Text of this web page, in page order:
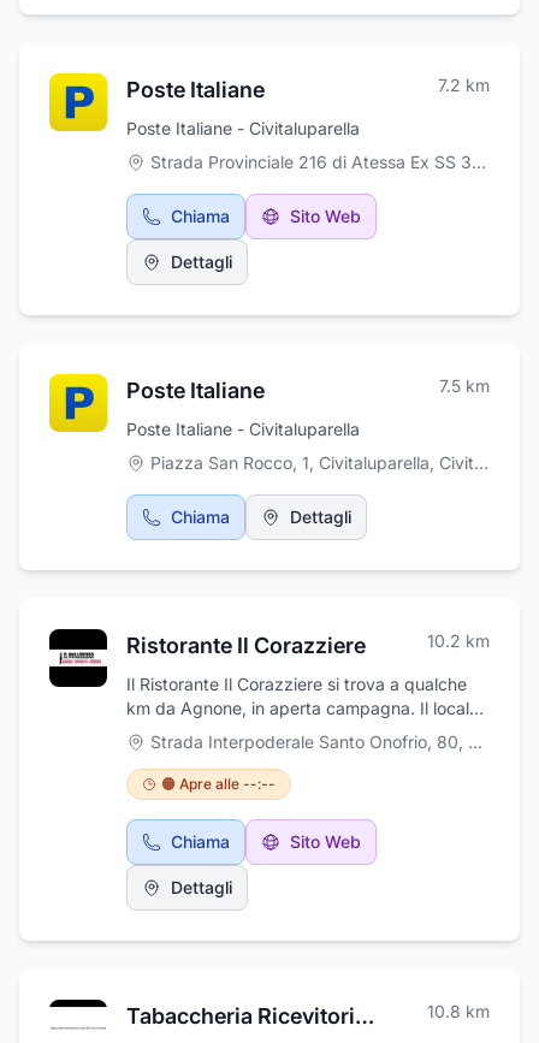
Poste Italiane 7.2 km
Poste Italiane - Civitaluparella
Strada Provinciale 216 di Atessa Ex SS 364, 38, Civitaluparella
Chiama Sito Web
Dettagli
Poste Italiane 7.5 km
Poste Italiane - Civitaluparella
Piazza San Rocco, 1, Civitaluparella, Civitaluparella
Chiama Dettagli
Ristorante Il Corazziere 10.2 km
Il Ristorante Il Corazziere si trova a qualche
km da Agnone, in aperta campagna. Il locale
è ampio, molto accogliente con camino. Da
noi potrete gustare degli ottimi antipasti di
salumi e formaggi, le famose Sagne con
fagioli, un'ottima pasta fresca che è presente
in quasi tutti i primi ordinabili, funghi porcini e
piatti a base di tartufo della zona. I piatti sono
veramente abbondanti e sapranno saziare e
deliziare tutti i palati. Vi aspettiamo!
Strada Interpoderale Santo Onofrio, 80, Agnone
🟠 Apre alle --:--
Chiama Sito Web
Dettagli
Tabaccheria Ricevitoria Lotto Ficca Cristina 10.8 km